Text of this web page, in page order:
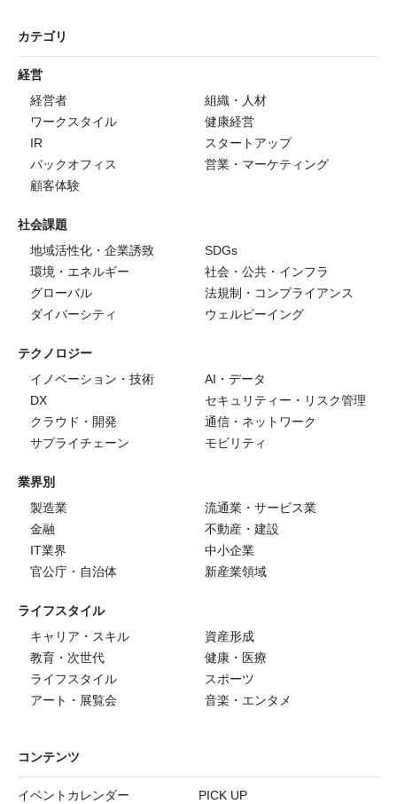
カテゴリ
経営
経営者
組織・人材
ワークスタイル
健康経営
IR
スタートアップ
バックオフィス
営業・マーケティング
顧客体験
社会課題
地域活性化・企業誘致
SDGs
環境・エネルギー
社会・公共・インフラ
グローバル
法規制・コンプライアンス
ダイバーシティ
ウェルビーイング
テクノロジー
イノベーション・技術
AI・データ
DX
セキュリティー・リスク管理
クラウド・開発
通信・ネットワーク
サプライチェーン
モビリティ
業界別
製造業
流通業・サービス業
金融
不動産・建設
IT業界
中小企業
官公庁・自治体
新産業領域
ライフスタイル
キャリア・スキル
資産形成
教育・次世代
健康・医療
ライフスタイル
スポーツ
アート・展覧会
音楽・エンタメ
コンテンツ
イベントカレンダー
PICK UP